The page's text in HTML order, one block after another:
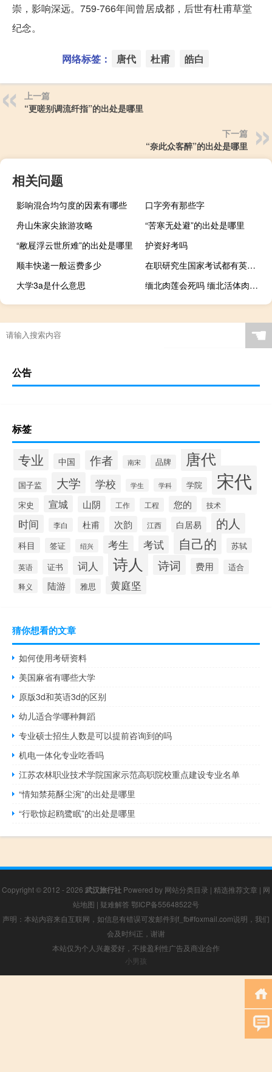
崇，影响深远。759-766年间曾居成都，后世有杜甫草堂
纪念。
网络标签： 唐代 杜甫 皓白
上一篇
“更嗟别调流纤指”的出处是哪里
下一篇
“奈此众客醉”的出处是哪里
相关问题
影响混合均匀度的因素有哪些
口字旁有那些字
舟山朱家尖旅游攻略
“苦寒无处避”的出处是哪里
“敝屣浮云世所难”的出处是哪里
护资好考吗
顺丰快递一般运费多少
在职研究生国家考试都有英语科目吗
大学3a是什么意思
缅北肉莲会死吗 缅北活体肉莲什么意思_
☚
公告
标签
专业 中国 作者 南宋 品牌 唐代
国子监 大学 学校 学生 学科 学院 宋代
宋史 宣城 山阴 工作 工程 您的 技术
时间 李白 杜甫 次韵 江西 白居易 的人
科目 签证 绍兴 考生 考试 自己的 苏轼
英语 证书 词人 诗人 诗词 费用 适合
释义 陆游 雅思 黄庭坚
猜你想看的文章
如何使用考研资料
美国麻省有哪些大学
原版3d和英语3d的区别
幼儿适合学哪种舞蹈
专业硕士招生人数是可以提前咨询到的吗
机电一体化专业吃香吗
江苏农林职业技术学院国家示范高职院校重点建设专业名单
“情知禁苑酥尘涴”的出处是哪里
“行歌惊起鸥鹭眠”的出处是哪里
Copyright © 2012 - 2026 武汉旅行社 Powered by 网站分类目录 | 精选推荐文章 | 网
站地图 | 疑难解答 鄂ICP备55648522号
声明：本站内容来自互联网，如信息有错误可发邮件到f_fb#foxmail.com说明，我们
会及时纠正，谢谢
本站仅为个人兴趣爱好，不接盈利性广告及商业合作
小男孩